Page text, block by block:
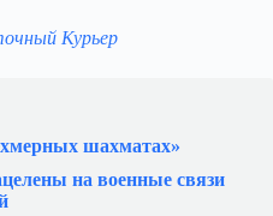
Курьер
шахматах»
на военные связи